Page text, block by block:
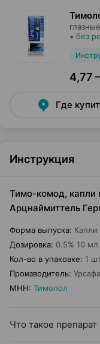
глазные,
• без
4,77
Где
Инструкция
Тимо-комод, капли
Арцнаймиттель
Форма выпуска: Капли
Дозировка: 0.5% 10 мл
Кол-во в упаковке: 1
Производитель:
МНН: Тимолол
Что такое